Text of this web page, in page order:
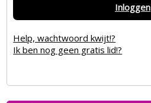
Inloggen
Help, wachtwoord kwijt!?
Ik ben nog geen gratis lid!?